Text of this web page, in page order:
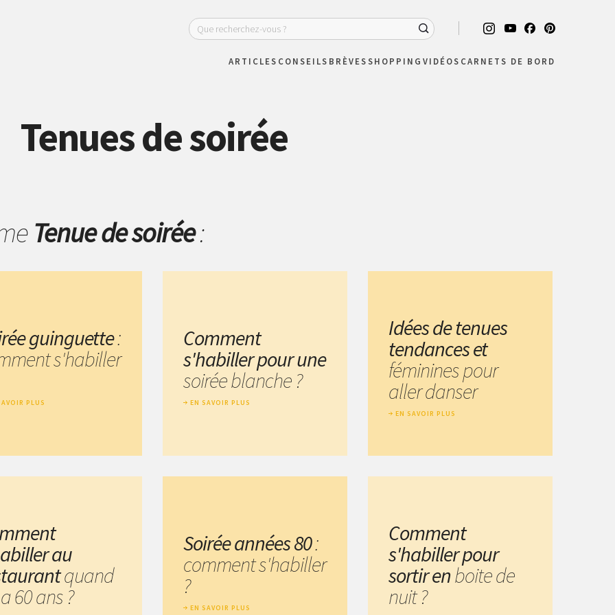
ARTICLES CONSEILS BRÈVESSHOPPING VIDÉOS CARNETS DE BORD
Tenues de soirée
Tenue de soirée:
guinguette:
s'habiller
PLUS
Comment
s'habiller pour une
soirée blanche ?
EN SAVOIR PLUS
Idées de tenues
tendances et
féminines pour
aller danser
EN SAVOIR PLUS
au
quand
60 ans ?
Soirée années 80:
comment s'habiller
?
EN SAVOIR PLUS
Comment
s'habiller pour
sortir enboite de
nuit ?